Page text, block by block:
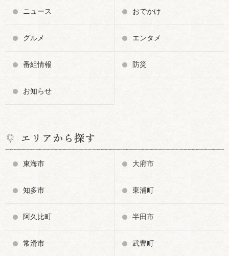
ニュース おでかけ
グルメ エンタメ
番組情報 防災
お知らせ
エリアから探す
東海市 大府市
知多市 東浦町
阿久比町 半田市
常滑市 武豊町